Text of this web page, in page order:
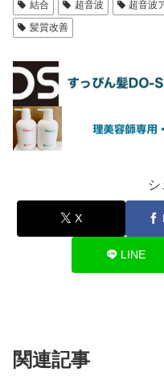
結合
超音波 超音波
髪質改善
シ
X
LINE
関連記事